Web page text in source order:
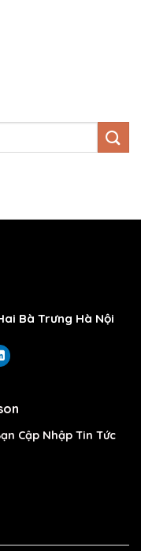
Bà Trưng Hà Nội
Cập Nhập Tin Tức